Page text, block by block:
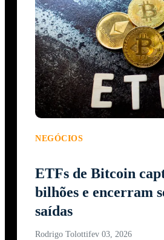
NEGÓCIOS
ETFs de Bitcoin
bilhões e encerram
saídas
Rodrigo Tolottifev 03, 2026